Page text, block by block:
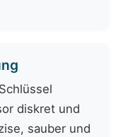
diskret und
sauber und